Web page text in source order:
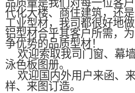
品质量是我们对每一位客
代化大楼、商住建筑，还是
工业型材，我司都很好地
铝型材合乎其客户所需，
争优势的品质型材！
欢迎索取我司门窗、幕
泳色板图册。
欢迎国内外用户来函、
样、来图订造。